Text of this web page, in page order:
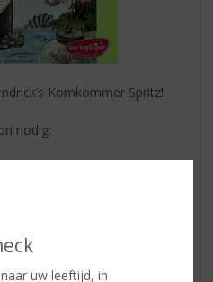
uw leeftijd, in
Komkommer Spritz!
nodig: